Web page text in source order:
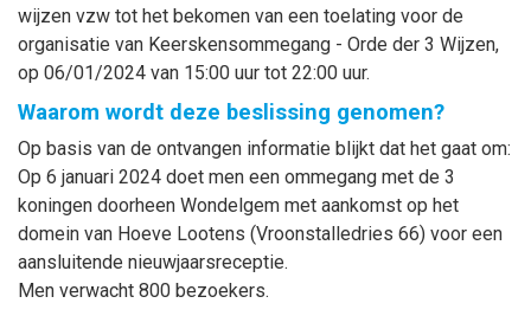
wijzen vzw tot het bekomen van een toelating voor de
organisatie van Keerskensommegang - Orde der 3 Wijzen,
op 06/01/2024 van 15:00 uur tot 22:00 uur.
Waarom wordt deze beslissing genomen?
Op basis van de ontvangen informatie blijkt dat het gaat om:
Op 6 januari 2024 doet men een ommegang met de 3
koningen doorheen Wondelgem met aankomst op het
domein van Hoeve Lootens (Vroonstalledries 66) voor een
aansluitende nieuwjaarsreceptie.
Men verwacht 800 bezoekers.